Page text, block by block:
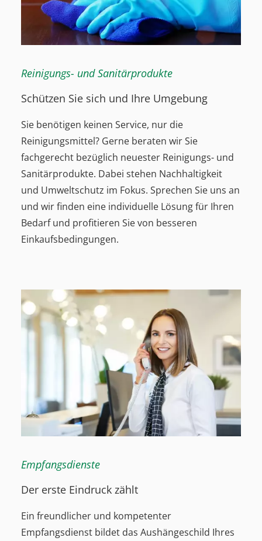
Reinigungs- und Sanitärprodukte
Schützen Sie sich und Ihre Umgebung
Sie benötigen keinen Service, nur die
Reinigungsmittel? Gerne beraten wir Sie
fachgerecht bezüglich neuester Reinigungs- und
Sanitärprodukte. Dabei stehen Nachhaltigkeit
und Umweltschutz im Fokus. Sprechen Sie uns an
und wir finden eine individuelle Lösung für Ihren
Bedarf und profitieren Sie von besseren
Einkaufsbedingungen.
Empfangsdienste
Der erste Eindruck zählt
Ein freundlicher und kompetenter
Empfangsdienst bildet das Aushängeschild Ihres